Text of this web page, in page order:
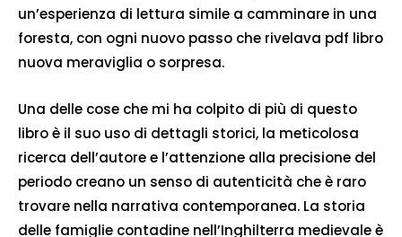
un’esperienza di lettura simile a camminare in una
foresta, con ogni nuovo passo che rivelava pdf libro
nuova meraviglia o sorpresa.
Una delle cose che mi ha colpito di più di questo
libro è il suo uso di dettagli storici, la meticolosa
ricerca dell’autore e l’attenzione alla precisione del
periodo creano un senso di autenticità che è raro
trovare nella narrativa contemporanea. La storia
delle famiglie contadine nell’Inghilterra medievale è